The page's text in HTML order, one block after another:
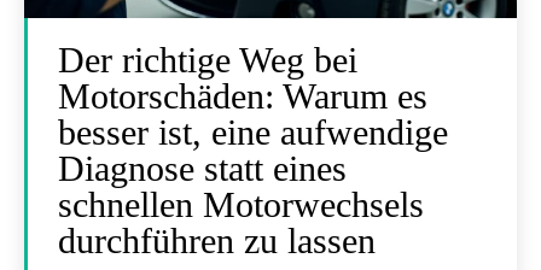
Der richtige Weg bei
Motorschäden: Warum es
besser ist, eine aufwendige
Diagnose statt eines
schnellen Motorwechsels
durchführen zu lassen